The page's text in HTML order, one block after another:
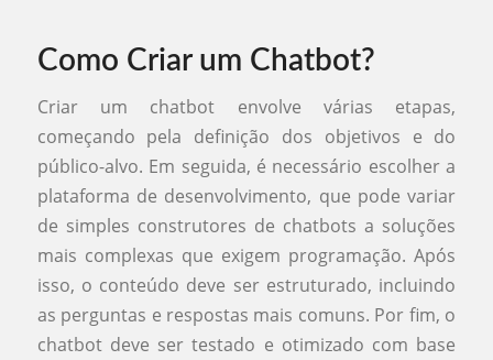
Como Criar um Chatbot?
Criar um chatbot envolve várias etapas,
começando pela definição dos objetivos e do
público-alvo. Em seguida, é necessário escolher a
plataforma de desenvolvimento, que pode variar
de simples construtores de chatbots a soluções
mais complexas que exigem programação. Após
isso, o conteúdo deve ser estruturado, incluindo
as perguntas e respostas mais comuns. Por fim, o
chatbot deve ser testado e otimizado com base